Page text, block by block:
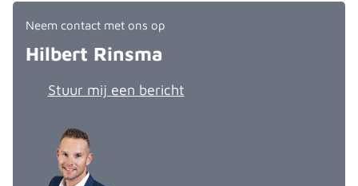
Neem contact met ons op
Hilbert Rinsma
Stuur mij een bericht